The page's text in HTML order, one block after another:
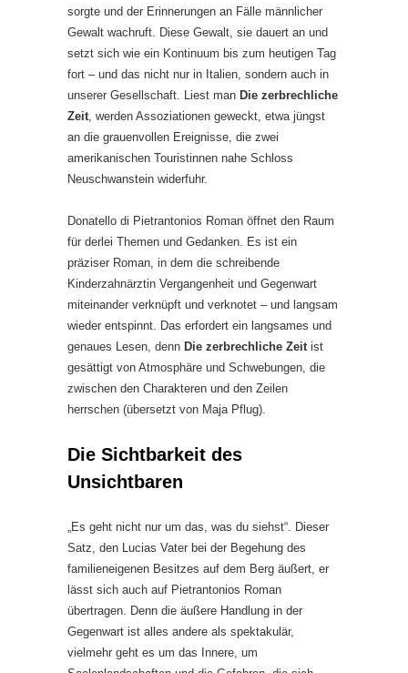
sorgte und der Erinnerungen an Fälle männlicher
Gewalt wachruft. Diese Gewalt, sie dauert an und
setzt sich wie ein Kontinuum bis zum heutigen Tag
fort – und das nicht nur in Italien, sondern auch in
unserer Gesellschaft. Liest man Die zerbrechliche
Zeit , werden Assoziationen geweckt, etwa jüngst
an die grauenvollen Ereignisse, die zwei
amerikanischen Touristinnen nahe Schloss
Neuschwanstein widerfuhr.
Donatello di Pietrantonios Roman öffnet den Raum
für derlei Themen und Gedanken. Es ist ein
präziser Roman, in dem die schreibende
Kinderzahnärztin Vergangenheit und Gegenwart
miteinander verknüpft und verknotet – und langsam
wieder entspinnt. Das erfordert ein langsames und
genaues Lesen, denn Die zerbrechliche Zeit ist
gesättigt von Atmosphäre und Schwebungen, die
zwischen den Charakteren und den Zeilen
herrschen (übersetzt von Maja Pflug).
Die Sichtbarkeit des
Unsichtbaren
„Es geht nicht nur um das, was du siehst“. Dieser
Satz, den Lucias Vater bei der Begehung des
familieneigenen Besitzes auf dem Berg äußert, er
lässt sich auch auf Pietrantonios Roman
übertragen. Denn die äußere Handlung in der
Gegenwart ist alles andere als spektakulär,
vielmehr geht es um das Innere, um